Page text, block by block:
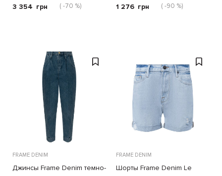
3 354 грн ( -70 %) 1 276 грн ( -90 %)
FRAME DENIM
Джинсы Frame Denim темно-
FRAME DENIM
Шорты Frame Denim Le